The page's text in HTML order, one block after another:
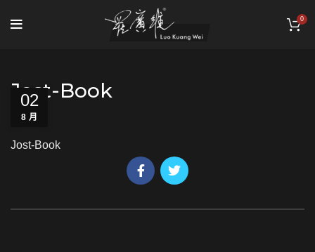
0
Jost-Book
02
8 月
Jost-Book